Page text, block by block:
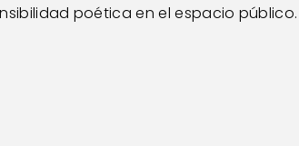
poética en el espacio público.